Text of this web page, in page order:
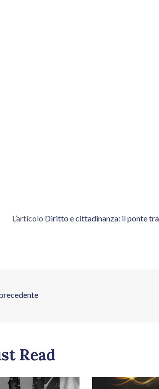
L’articolo Diritto e cittadinanza: il ponte
Read